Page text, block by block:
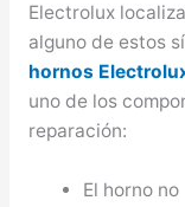
Electrolux
alguno de estos
hornos
uno de los
reparación:
El horno no